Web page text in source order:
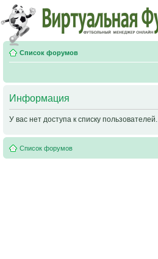
Список форумов
Информация
У вас нет доступа к списку пользователей.
Список форумов